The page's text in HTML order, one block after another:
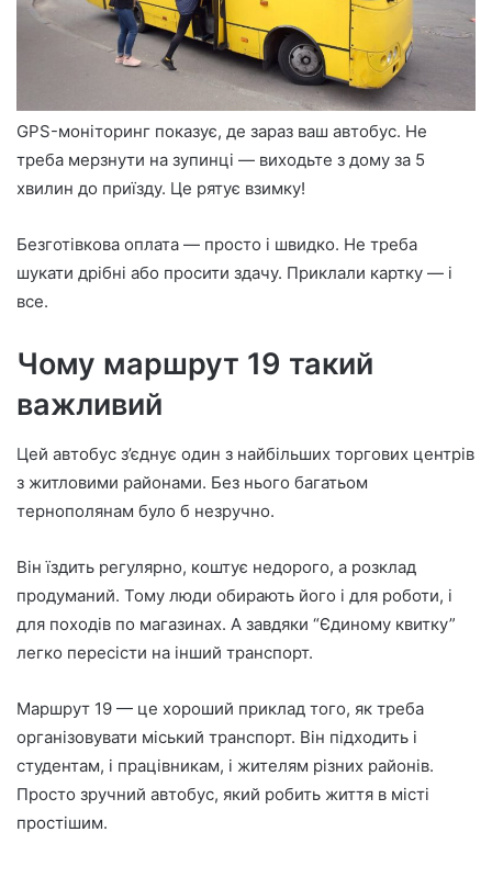
GPS-моніторинг показує, де зараз ваш автобус. Не
треба мерзнути на зупинці — виходьте з дому за 5
хвилин до приїзду. Це рятує взимку!
Безготівкова оплата — просто і швидко. Не треба
шукати дрібні або просити здачу. Приклали картку — і
все.
Чому маршрут 19 такий
важливий
Цей автобус з’єднує один з найбільших торгових центрів
з житловими районами. Без нього багатьом
тернополянам було б незручно.
Він їздить регулярно, коштує недорого, а розклад
продуманий. Тому люди обирають його і для роботи, і
для походів по магазинах. А завдяки “Єдиному квитку”
легко пересісти на інший транспорт.
Маршрут 19 — це хороший приклад того, як треба
організовувати міський транспорт. Він підходить і
студентам, і працівникам, і жителям різних районів.
Просто зручний автобус, який робить життя в місті
простішим.